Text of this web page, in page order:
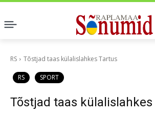
RS Tõstjad taas külalislahkes Tartus
RS SPORT
Tõstjad taas